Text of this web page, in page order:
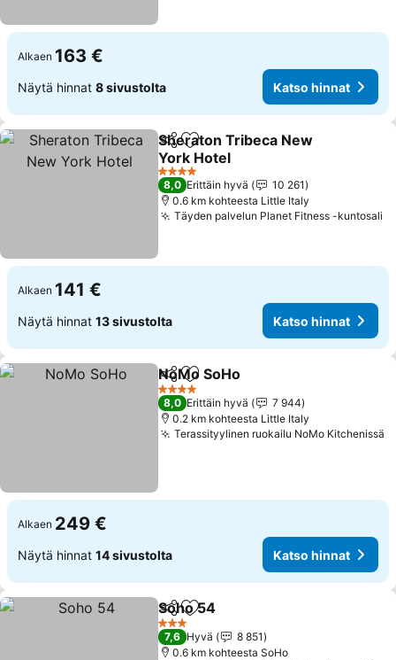
Alkaen 163 €
Näytä hinnat 8 sivustolta Katso hinnat
Jaa Lisää suosikkeihin
Sheraton Tribeca New
York Hotel
4 Tähtiluokitus
8,0 Erittäin hyvä
10 261
0.6 km kohteesta Little Italy
Täyden palvelun Planet Fitness -kuntosali
Alkaen 141 €
Näytä hinnat 13 sivustolta Katso hinnat
Jaa Lisää suosikkeihin
NoMo SoHo
4 Tähtiluokitus
8,0 Erittäin hyvä
7 944
0.2 km kohteesta Little Italy
Terassityylinen ruokailu NoMo Kitchenissä
Alkaen 249 €
Näytä hinnat 14 sivustolta Katso hinnat
Jaa Lisää suosikkeihin
Soho 54
3 Tähtiluokitus
7,6 Hyvä
8 851
0.6 km kohteesta SoHo